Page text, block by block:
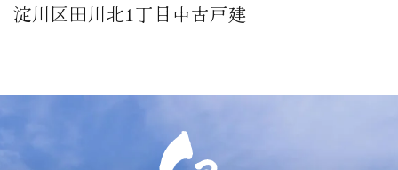
淀川区田川北1丁目中古戸建